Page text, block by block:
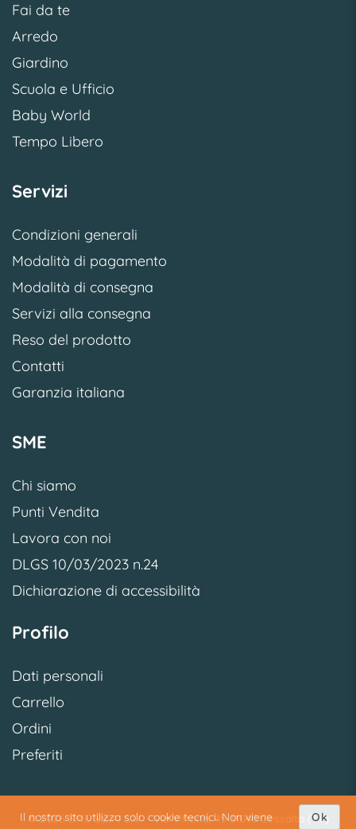
Il nostro sito utilizza solo cookie tecnici. Non viene Ok
Fai da te
Arredo
Giardino
Scuola e Ufficio
Baby World
Tempo Libero
Servizi
Condizioni generali
Modalità di pagamento
Modalità di consegna
Servizi alla consegna
Reso del prodotto
Contatti
Garanzia italiana
SME
Chi siamo
Punti Vendita
Lavora con noi
DLGS 10/03/2023 n.24
Dichiarazione di accessibilità
Profilo
Dati personali
Carrello
Ordini
Preferiti
© 2026 SME S.p.A. S.U. - Via Vittoria, 45 31040 Cessalto (TV)